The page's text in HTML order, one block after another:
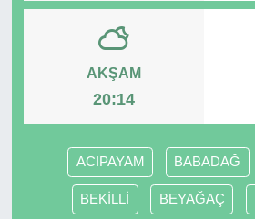
AKŞAM
20:14
ACIPAYAM BABADAĞ
BEKİLLİ BEYAĞAÇ